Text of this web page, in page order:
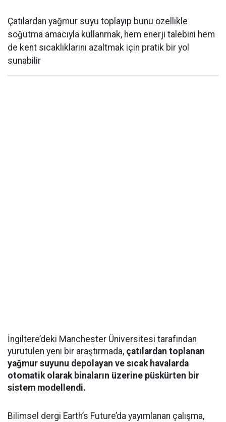
Çatılardan yağmur suyu toplayıp bunu özellikle
soğutma amacıyla kullanmak, hem enerji talebini hem
de kent sıcaklıklarını azaltmak için pratik bir yol
sunabilir
İngiltere’deki Manchester Üniversitesi tarafından
yürütülen yeni bir araştırmada, çatılardan toplanan
yağmur suyunu depolayan ve sıcak havalarda
otomatik olarak binaların üzerine püskürten bir
sistem modellendi.
Bilimsel dergi Earth’s Future’da yayımlanan çalışma,